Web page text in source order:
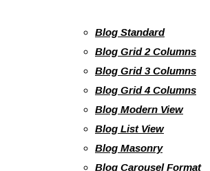
Blog Standard
Blog Grid 2 Columns
Blog Grid 3 Columns
Blog Grid 4 Columns
Blog Modern View
Blog List View
Blog Masonry
Blog Carousel Format